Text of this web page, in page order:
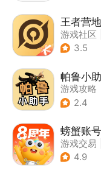
王者营地
游戏社区
3.5
帕鲁小
游戏攻略
2.4
螃蟹账号
游戏交易
| 代练陪玩
4.9